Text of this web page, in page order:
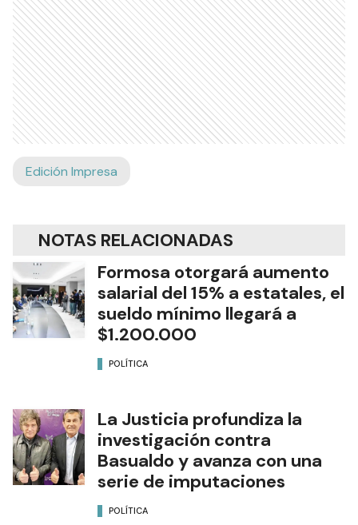
Edición Impresa
NOTAS RELACIONADAS
Formosa otorgará aumento
salarial del 15% a estatales, el
sueldo mínimo llegará a
$1.200.000
POLÍTICA
La Justicia profundiza la
investigación contra
Basualdo y avanza con una
serie de imputaciones
POLÍTICA